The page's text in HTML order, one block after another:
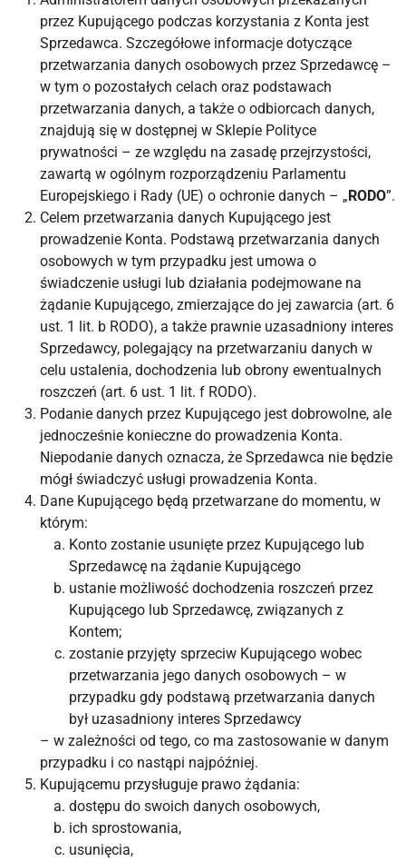
przez Kupującego podczas korzystania z Konta jest
Sprzedawca. Szczegółowe informacje dotyczące
przetwarzania danych osobowych przez Sprzedawcę –
w tym o pozostałych celach oraz podstawach
przetwarzania danych, a także o odbiorcach danych,
znajdują się w dostępnej w Sklepie Polityce
prywatności – ze względu na zasadę przejrzystości,
zawartą w ogólnym rozporządzeniu Parlamentu
Europejskiego i Rady (UE) o ochronie danych – „RODO”.
Celem przetwarzania danych Kupującego jest
prowadzenie Konta. Podstawą przetwarzania danych
osobowych w tym przypadku jest umowa o
świadczenie usługi lub działania podejmowane na
żądanie Kupującego, zmierzające do jej zawarcia (art. 6
ust. 1 lit. b RODO), a także prawnie uzasadniony interes
Sprzedawcy, polegający na przetwarzaniu danych w
celu ustalenia, dochodzenia lub obrony ewentualnych
roszczeń (art. 6 ust. 1 lit. f RODO).
Podanie danych przez Kupującego jest dobrowolne, ale
jednocześnie konieczne do prowadzenia Konta.
Niepodanie danych oznacza, że Sprzedawca nie będzie
mógł świadczyć usługi prowadzenia Konta.
Dane Kupującego będą przetwarzane do momentu, w
którym:
Konto zostanie usunięte przez Kupującego lub
Sprzedawcę na żądanie Kupującego
ustanie możliwość dochodzenia roszczeń przez
Kupującego lub Sprzedawcę, związanych z
Kontem;
zostanie przyjęty sprzeciw Kupującego wobec
przetwarzania jego danych osobowych – w
przypadku gdy podstawą przetwarzania danych
był uzasadniony interes Sprzedawcy
– w zależności od tego, co ma zastosowanie w danym
przypadku i co nastąpi najpóźniej.
Kupującemu przysługuje prawo żądania:
dostępu do swoich danych osobowych,
ich sprostowania,
usunięcia,